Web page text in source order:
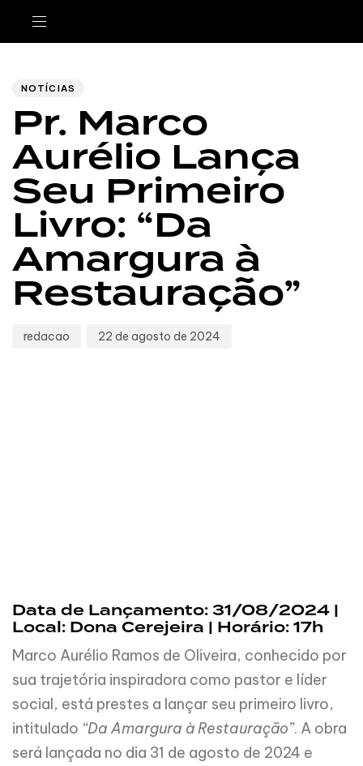
NOTÍCIAS
Pr. Marco
Aurélio Lança
Seu Primeiro
Livro: “Da
Amargura à
Restauração”
redacao 22 de agosto de 2024
Data de Lançamento: 31/08/2024 |
Local: Dona Cerejeira | Horário: 17h
Marco Aurélio Ramos de Oliveira, conhecido por
sua trajetória inspiradora como pastor e líder
social, está prestes a lançar seu primeiro livro,
intitulado “Da Amargura à Restauração”. A obra
será lançada no dia 31 de agosto de 2024 e